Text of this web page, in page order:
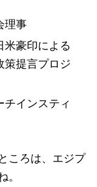
理事
米豪印による
策提言プロジ
チインスティ
ころは、エジプ
。